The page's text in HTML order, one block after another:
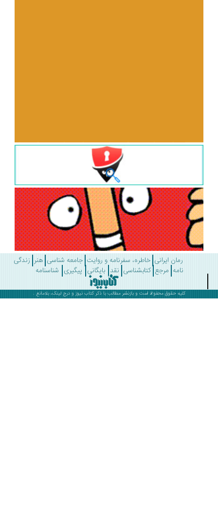
رمان ایرانی خاطره، سفرنامه و روایت جامعه شناسی هنر زندگی
مرجع کتابشناسی نقد بایگانی پیگیری شناسنامه
کلیه حقوق محفوظ است و بازنشر مطالب با ذکرکتاب نیوزو درج لینک، بلامانع .